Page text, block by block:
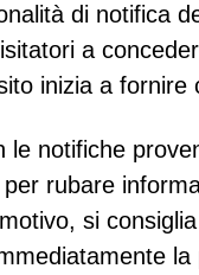
di notifica
a
inizia a
le notifiche
rubare
si